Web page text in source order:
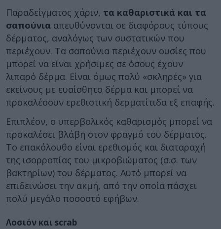
Παραδείγματος χάριν, τα καθαριστικά και τα
σαπούνια απευθύνονται σε διαφόρους τύπους
δέρματος, αναλόγως των συστατικών που
περιέχουν. Τα σαπούνια περιέχουν ουσίες που
μπορεί να είναι χρήσιμες σε όσους έχουν
λιπαρό δέρμα. Είναι όμως πολύ «σκληρές» για
εκείνους με ευαίσθητο δέρμα και μπορεί να
προκαλέσουν ερεθιστική δερματίτιδα εξ επαφής.
Επιπλέον, ο υπερβολικός καθαρισμός μπορεί να
προκαλέσει βλάβη στον φραγμό του δέρματος.
Το επακόλουθο είναι ερεθισμός και διαταραχή
της ισορροπίας του μικροβιώματος (σ.σ. των
βακτηρίων) του δέρματος. Αυτό μπορεί να
επιδεινώσει την ακμή, από την οποία πάσχει
πολύ μεγάλο ποσοστό εφήβων.
Λοσιόν και scrab